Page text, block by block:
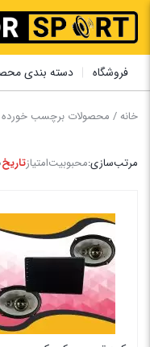
فروشگاه دسته بندی
خانه/ محصولات برچسب خورده
مرتب‌سازی:محبوبیتامتیازتاریخ